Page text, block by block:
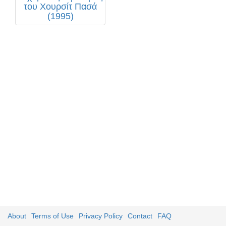
του Χουρσίτ Πασά
(1995)
About Terms of Use Privacy Policy Contact FAQ